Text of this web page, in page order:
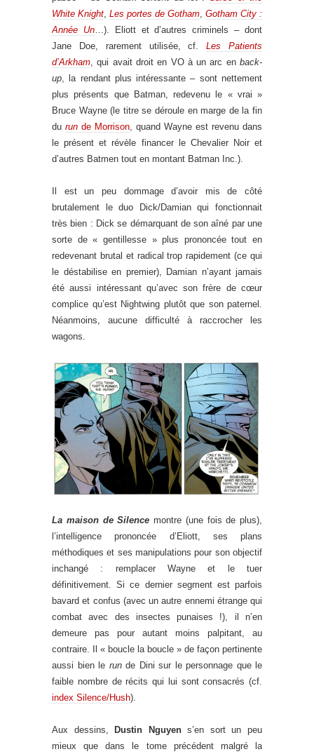
White Knight, Les portes de Gotham, Gotham City :
Année Un…). Eliott et d’autres criminels – dont
Jane Doe, rarement utilisée, cf.Les Patients
d’Arkham, qui avait droit en VO à un arc en back-
up, la rendant plus intéressante – sont nettement
plus présents que Batman, redevenu le « vrai »
Bruce Wayne (le titre se déroule en marge de la fin
du run de Morrison, quand Wayne est revenu dans
le présent et révèle financer le Chevalier Noir et
d’autres Batmen tout en montant Batman Inc.).
Il est un peu dommage d’avoir mis de côté
brutalement le duo Dick/Damian qui fonctionnait
très bien : Dick se démarquant de son aîné par une
sorte de « gentillesse » plus prononcée tout en
redevenant brutal et radical trop rapidement (ce qui
le déstabilise en premier), Damian n’ayant jamais
été aussi intéressant qu’avec son frère de cœur
complice qu’est Nightwing plutôt que son paternel.
Néanmoins, aucune difficulté à raccrocher les
wagons.
La maison de Silence montre (une fois de plus),
l’intelligence prononcée d’Eliott, ses plans
méthodiques et ses manipulations pour son objectif
inchangé : remplacer Wayne et le tuer
définitivement. Si ce dernier segment est parfois
bavard et confus (avec un autre ennemi étrange qui
combat avec des insectes punaises !), il n’en
demeure pas pour autant moins palpitant, au
contraire. Il « boucle la boucle » de façon pertinente
aussi bien le runde Dini sur le personnage que le
faible nombre de récits qui lui sont consacrés (cf.
index Silence/Hush).
Aux dessins,Dustin Nguyens’en sort un peu
mieux que dans le tome précédent malgré la